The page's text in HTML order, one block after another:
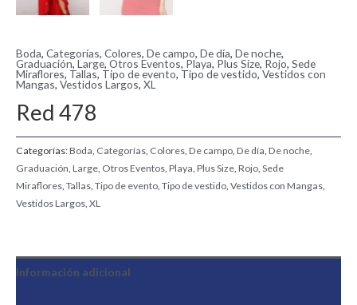
Boda, Categorías, Colores, De campo, De día, De noche,
Graduación,Large, Otros Eventos,Playa, Plus Size, Rojo, Sede
Miraflores, Tallas, Tipo de evento, Tipo de vestido,Vestidos con
Mangas, Vestidos Largos, XL
Red 478
Categorías:Boda, Categorías, Colores, De campo, De día, De noche,
Graduación, Large, Otros Eventos, Playa, Plus Size, Rojo, Sede
Miraflores, Tallas, Tipo de evento, Tipo de vestido, Vestidos con Mangas,
Vestidos Largos, XL
Información adicional